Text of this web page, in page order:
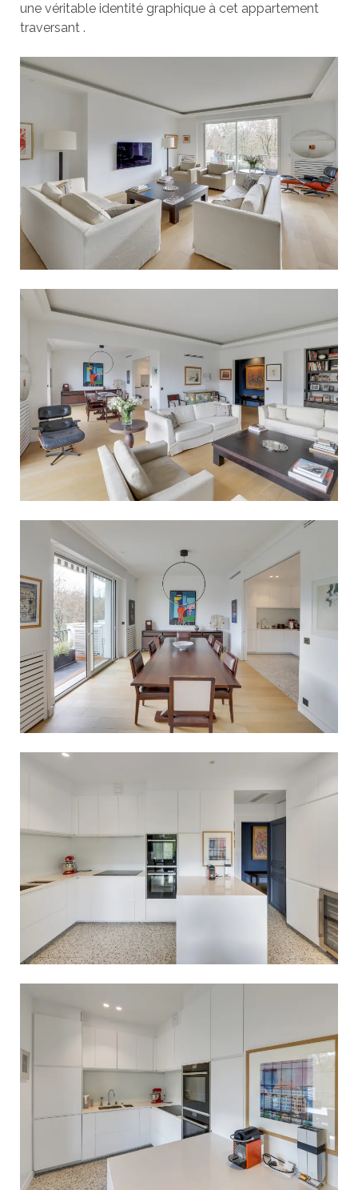
une véritable identité graphique à cet appartement
traversant .